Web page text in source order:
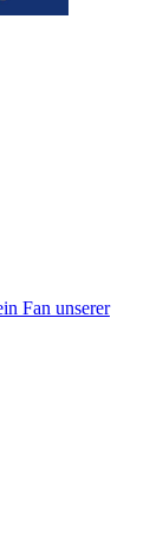
Fan unserer